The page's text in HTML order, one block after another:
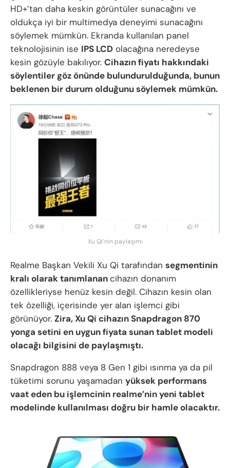
HD+’tan daha keskin görüntüler sunacağını ve
oldukça iyi bir multimedya deneyimi sunacağını
söylemek mümkün. Ekranda kullanılan panel
teknolojisinin ise IPS LCD olacağına neredeyse
kesin gözüyle bakılıyor. Cihazın fiyatı hakkındaki
söylentiler göz önünde bulundurulduğunda, bunun
beklenen bir durum olduğunu söylemek mümkün.
Xu Qi’nin paylaşımı
Realme Başkan Vekili Xu Qi tarafından segmentinin
kralı olarak tanımlanancihazın donanım
özellikleriyse henüz kesin değil. Cihazın kesin olan
tek özelliği, içerisinde yer alan işlemci gibi
görünüyor. Zira, Xu Qi cihazın Snapdragon 870
yonga setini en uygun fiyata sunan tablet modeli
olacağı bilgisini de paylaşmıştı.
Snapdragon 888 veya 8 Gen 1 gibi ısınma ya da pil
tüketimi sorunu yaşamadan yüksek performans
vaat eden bu işlemcinin realme’nin yeni tablet
modelinde kullanılması doğru bir hamle olacaktır.